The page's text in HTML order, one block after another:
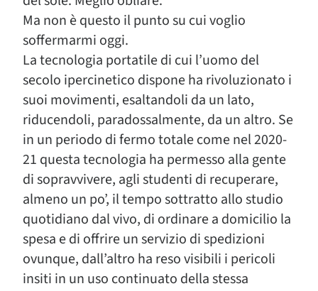
Ma non è questo il punto su cui voglio
soffermarmi oggi.
La tecnologia portatile di cui l’uomo del
secolo ipercinetico dispone ha rivoluzionato i
suoi movimenti, esaltandoli da un lato,
riducendoli, paradossalmente, da un altro. Se
in un periodo di fermo totale come nel 2020-
21 questa tecnologia ha permesso alla gente
di sopravvivere, agli studenti di recuperare,
almeno un po’, il tempo sottratto allo studio
quotidiano dal vivo, di ordinare a domicilio la
spesa e di offrire un servizio di spedizioni
ovunque, dall’altro ha reso visibili i pericoli
insiti in un uso continuato della stessa